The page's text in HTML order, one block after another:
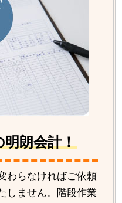
明朗会計！
わらなければご依頼
しません。階段作業